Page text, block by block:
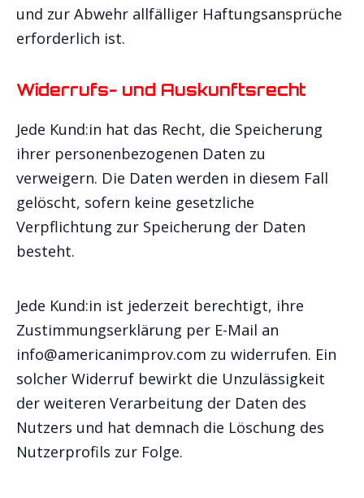
und zur Abwehr allfälliger Haftungsansprüche
erforderlich ist.
Widerrufs- und Auskunftsrecht
Jede Kund:in hat das Recht, die Speicherung
ihrer personenbezogenen Daten zu
verweigern. Die Daten werden in diesem Fall
gelöscht, sofern keine gesetzliche
Verpflichtung zur Speicherung der Daten
besteht.
Jede Kund:in ist jederzeit berechtigt, ihre
Zustimmungserklärung per E-Mail an
info@americanimprov.com zu widerrufen. Ein
solcher Widerruf bewirkt die Unzulässigkeit
der weiteren Verarbeitung der Daten des
Nutzers und hat demnach die Löschung des
Nutzerprofils zur Folge.